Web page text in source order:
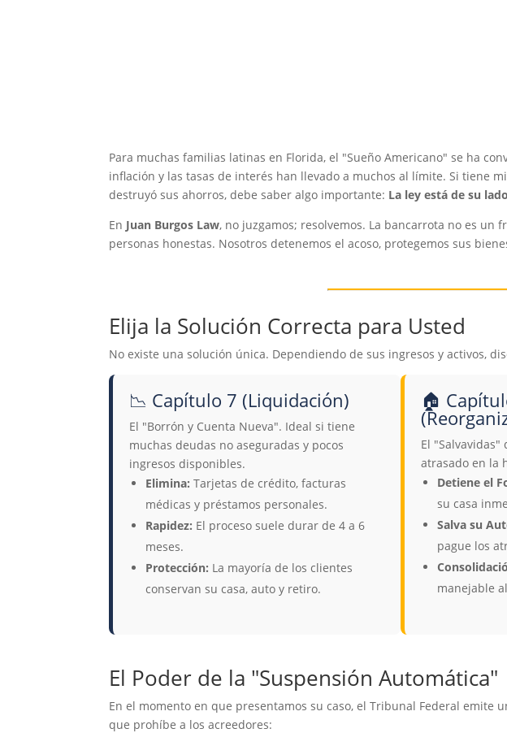
Para muchas familias latinas en Florida, el "Sueño Americano" se ha
inflación y las tasas de interés han llevado a muchos al límite. Si tiene
destruyó sus ahorros, debe saber algo importante: La ley está de su
En Juan Burgos Law, no juzgamos; resolvemos. La bancarrota no es
personas honestas. Nosotros detenemos el acoso, protegemos sus
Elija la Solución Correcta para Usted
No existe una solución única. Dependiendo de sus ingresos y activos,
📉 Capítulo 7 (Liquidación)
El "Borrón y Cuenta Nueva". Ideal si tiene
muchas deudas no aseguradas y pocos
ingresos disponibles.
Elimina: Tarjetas de crédito, facturas
médicas y préstamos personales.
Rapidez: El proceso suele durar de 4 a 6
meses.
Protección: La mayoría de los clientes
conservan su casa, auto y retiro.
🏠
El "Salvavidas"
atrasado en la
Detiene el
su casa
Salva su
pague los
manejable
El Poder de la "Suspensión Automática"
En el momento en que presentamos su caso, el Tribunal Federal emite
que prohíbe a los acreedores: